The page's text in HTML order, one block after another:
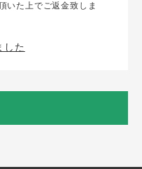
いた上でご返金致しま
した